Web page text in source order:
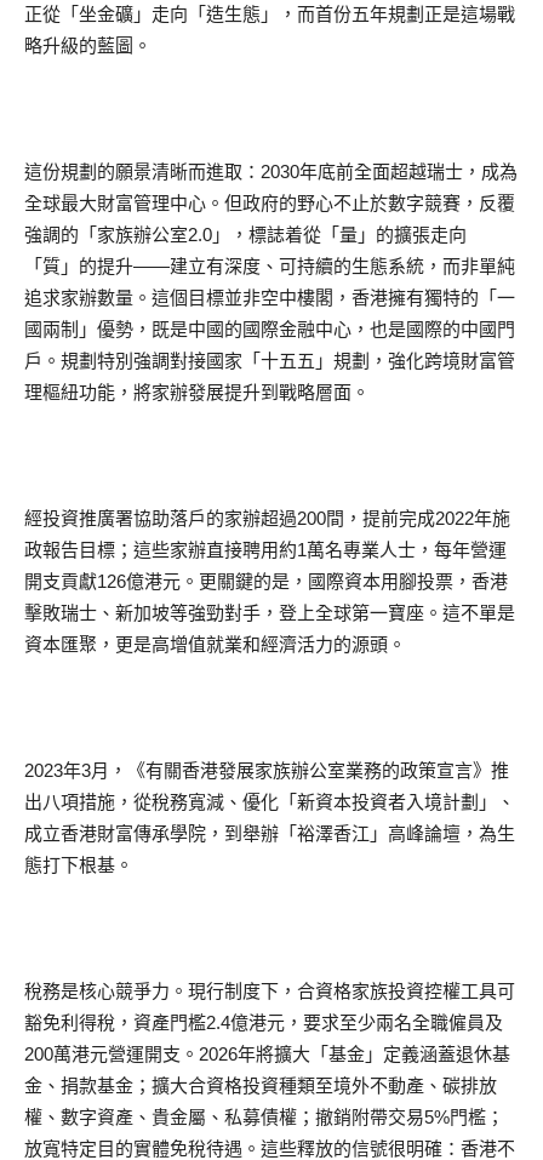
正從「坐金礦」走向「造生態」，而首份五年規劃正是這場戰
略升級的藍圖。
這份規劃的願景清晰而進取：2030年底前全面超越瑞士，成為
全球最大財富管理中心。但政府的野心不止於數字競賽，反覆
強調的「家族辦公室2.0」，標誌着從「量」的擴張走向
「質」的提升——建立有深度、可持續的生態系統，而非單純
追求家辦數量。這個目標並非空中樓閣，香港擁有獨特的「一
國兩制」優勢，既是中國的國際金融中心，也是國際的中國門
戶。規劃特別強調對接國家「十五五」規劃，強化跨境財富管
理樞紐功能，將家辦發展提升到戰略層面。
經投資推廣署協助落戶的家辦超過200間，提前完成2022年施
政報告目標；這些家辦直接聘用約1萬名專業人士，每年營運
開支貢獻126億港元。更關鍵的是，國際資本用腳投票，香港
擊敗瑞士、新加坡等強勁對手，登上全球第一寶座。這不單是
資本匯聚，更是高增值就業和經濟活力的源頭。
2023年3月，《有關香港發展家族辦公室業務的政策宣言》推
出八項措施，從稅務寬減、優化「新資本投資者入境計劃」、
成立香港財富傳承學院，到舉辦「裕澤香江」高峰論壇，為生
態打下根基。
稅務是核心競爭力。現行制度下，合資格家族投資控權工具可
豁免利得稅，資產門檻2.4億港元，要求至少兩名全職僱員及
200萬港元營運開支。2026年將擴大「基金」定義涵蓋退休基
金、捐款基金；擴大合資格投資種類至境外不動產、碳排放
權、數字資產、貴金屬、私募債權；撤銷附帶交易5%門檻；
放寬特定目的實體免稅待遇。這些釋放的信號很明確：香港不